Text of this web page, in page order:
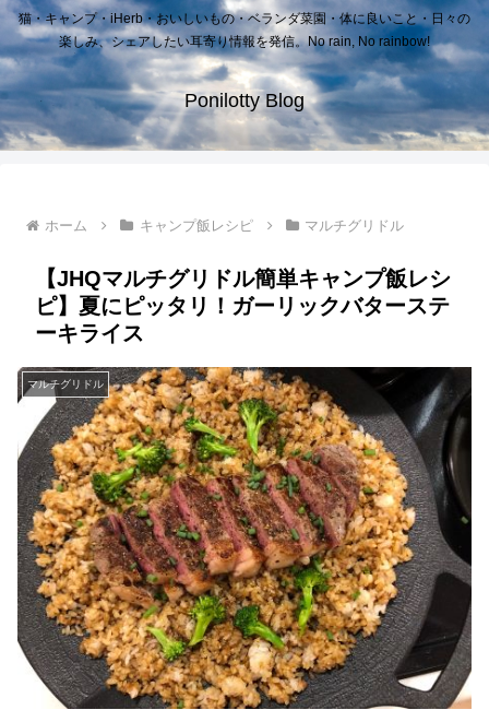
猫・キャンプ・iHerb・おいしいもの・ベランダ菜園・体に良いこと・日々の
楽しみ、シェアしたい耳寄り情報を発信。No rain, No rainbow!
Ponilotty Blog
ホーム キャンプ飯レシピ マルチグリドル
【JHQマルチグリドル簡単キャンプ飯レシ
ピ】夏にピッタリ！ガーリックバターステ
ーキライス
マルチグリドル